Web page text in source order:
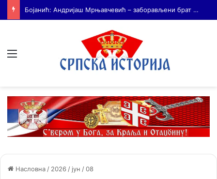
На Дражин дан у Лондону обележено 80. година од мучког убиства генерала Драгољуба Драже Михаиловића
Насловна / 2026 / јун /08